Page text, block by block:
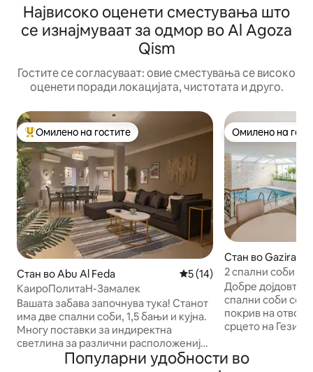
Највисоко оценети сместувања што
се изнајмуваат за одмор во Al Agoza
Qism
Гостите се согласуваат: овие сместувања се високо
оценети поради локацијата, чистотата и друго.
Меѓу најуспешните „Омилени на гостите“
Омилено на гостите
Стан во Abu Al Feda Просечна оцена: 5 од 5,
5 (14)
КаироПолитаН-Замалек
Вашата забава започнува тука! Станот
има две спални соби, 1,5 бањи и кујна.
Многу поставки за индиректна
светлина за различни расположенија
и амбиент. Сите апарати што може да
Омилено на
Омилено на
Стан во Gazirat
2 спални соби со
покрив |
Добре дојдовте
спални соби со
покрив на
срцето на
Довал Ел-
локација ве
Популарни удобности во